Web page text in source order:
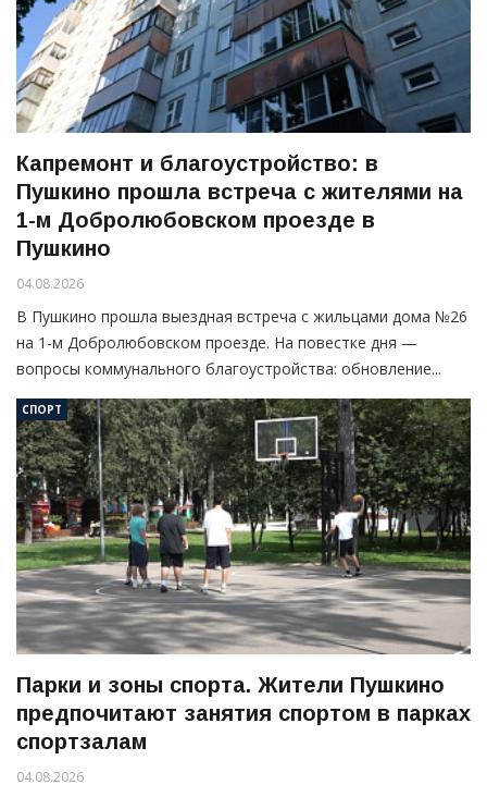
Капремонт и благоустройство: в
Пушкино прошла встреча с жителями на
1-м Добролюбовском проезде в
Пушкино
04.08.2026
В Пушкино прошла выездная встреча с жильцами дома №26
на 1-м Добролюбовском проезде. На повестке дня —
вопросы коммунального благоустройства: обновление...
СПОРТ
Парки и зоны спорта. Жители Пушкино
предпочитают занятия спортом в парках
спортзалам
04.08.2026